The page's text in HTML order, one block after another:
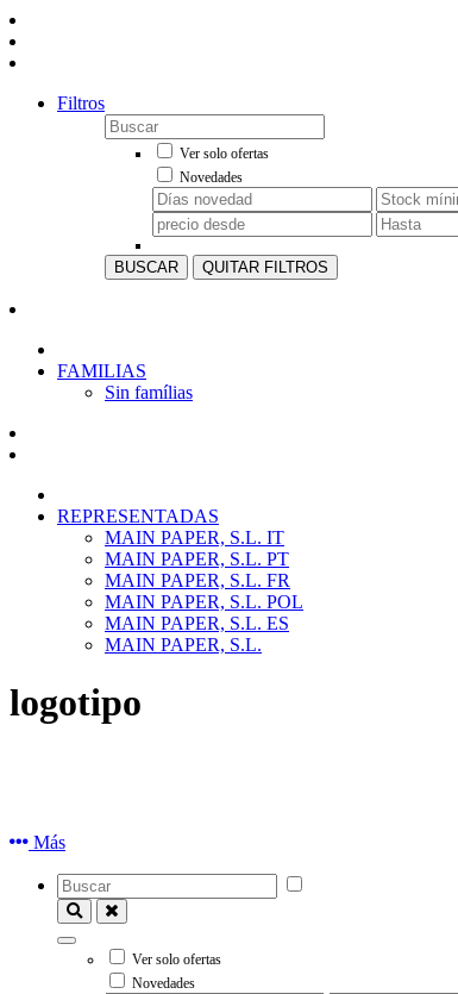
Filtros
Ver solo ofertas
Novedades
BUSCAR QUITAR FILTROS
FAMILIAS
Sin famílias
REPRESENTADAS
MAIN PAPER, S.L. IT
MAIN PAPER, S.L. PT
MAIN PAPER, S.L. FR
MAIN PAPER, S.L. POL
MAIN PAPER, S.L. ES
MAIN PAPER, S.L.
logotipo
Más
Ver solo ofertas
Novedades